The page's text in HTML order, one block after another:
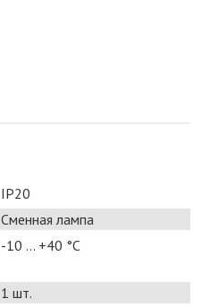
IP20
Сменная лампа
-10 ... +40 °С
1 шт.